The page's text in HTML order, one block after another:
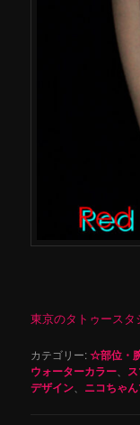
東京のタトゥース
カテゴリー:☆部位・
ウォーターカラー
デザイン
ニコちゃ